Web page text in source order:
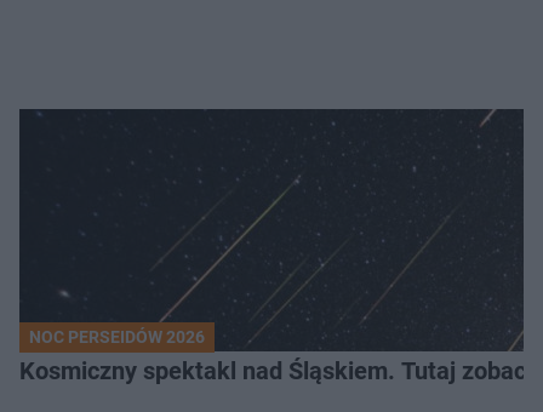
NOC PERSEIDÓW 2026
Kosmiczny spektakl nad Śląskiem. Tutaj